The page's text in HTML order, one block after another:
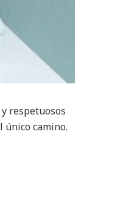
respetuosos
único camino.